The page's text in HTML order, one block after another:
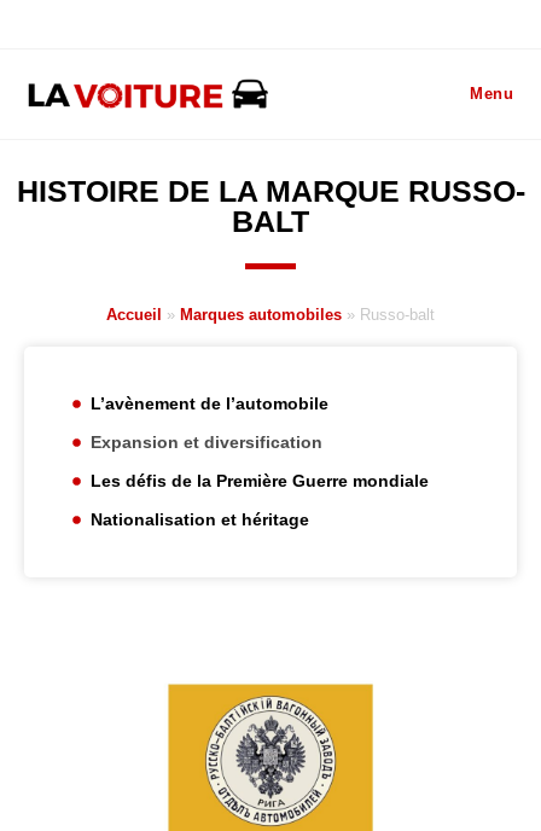
Menu
HISTOIRE DE LA MARQUE RUSSO-
BALT
Accueil » Marques automobiles » Russo-balt
L’avènement de l’automobile
Expansion et diversification
Les défis de la Première Guerre mondiale
Nationalisation et héritage